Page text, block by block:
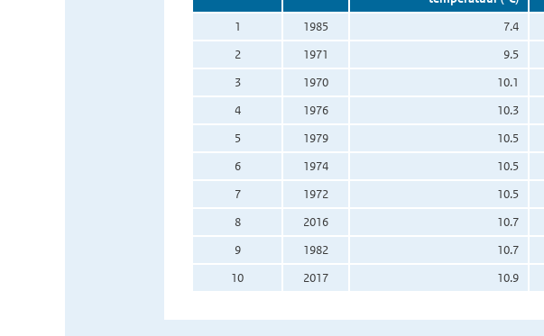
1
1985 7.4
2
1971 9.5
3
1970 10.1
4
1976 10.3
5
1979 10.5
6
1974 10.5
7
1972 10.5
8
2016 10.7
9
1982 10.7
10
2017 10.9